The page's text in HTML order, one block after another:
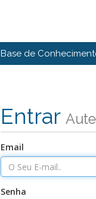
Base de
Entrar
Email
Senha